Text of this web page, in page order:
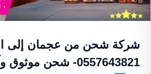
شركة شحن من عجمان إلى
0557643821- شحن موثوق وآمن